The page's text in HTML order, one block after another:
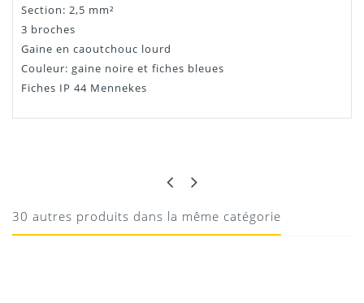
Section: 2,5 mm²
3 broches
Gaine en caoutchouc lourd
Couleur: gaine noire et fiches bleues
Fiches IP 44 Mennekes
10/08/2020
30 autres produits dans la même catégorie